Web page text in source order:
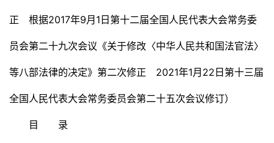
正 根据2017年9月1日第十二届全国人民代表大会常务委
员会第二十九次会议《关于修改〈中华人民共和国法官法〉
等八部法律的决定》第二次修正 2021年1月22日第十三届
全国人民代表大会常务委员会第二十五次会议修订）
目 录